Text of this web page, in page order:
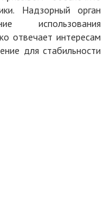
Надзорный орган
использования
отвечает интересам
для стабильности